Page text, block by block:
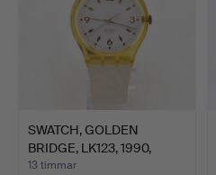
SWATCH, GOLDEN
BRIDGE, LK123, 1990,
KVARTS…
13 timmar